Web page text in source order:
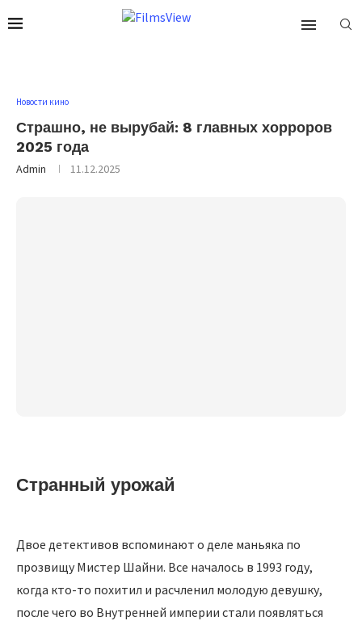
Новости кино
Страшно, не вырубай: 8 главных хорроров
2025 года
Admin 11.12.2025
Странный урожай
Двое детективов вспоминают о деле маньяка по
прозвищу Мистер Шайни. Все началось в 1993 году,
когда кто-то похитил и расчленил молодую девушку,
после чего во Внутренней империи стали появляться